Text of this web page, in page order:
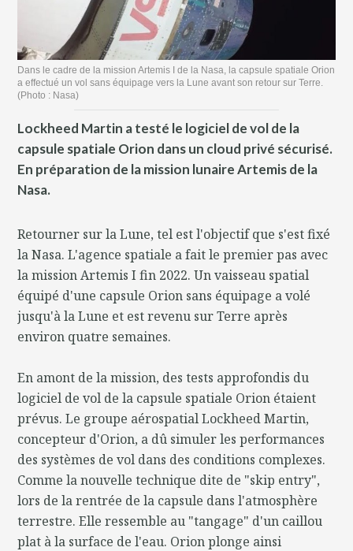
Dans le cadre de la mission Artemis I de la Nasa, la capsule spatiale Orion
a effectué un vol sans équipage vers la Lune avant son retour sur Terre.
(Photo : Nasa)
Lockheed Martin a testé le logiciel de vol de la
capsule spatiale Orion dans un cloud privé sécurisé.
En préparation de la mission lunaire Artemis de la
Nasa.
Retourner sur la Lune, tel est l'objectif que s'est fixé
la Nasa. L'agence spatiale a fait le premier pas avec
la mission Artemis I fin 2022. Un vaisseau spatial
équipé d'une capsule Orion sans équipage a volé
jusqu'à la Lune et est revenu sur Terre après
environ quatre semaines.
En amont de la mission, des tests approfondis du
logiciel de vol de la capsule spatiale Orion étaient
prévus. Le groupe aérospatial Lockheed Martin,
concepteur d'Orion, a dû simuler les performances
des systèmes de vol dans des conditions complexes.
Comme la nouvelle technique dite de "skip entry",
lors de la rentrée de la capsule dans l'atmosphère
terrestre. Elle ressemble au "tangage" d'un caillou
plat à la surface de l'eau. Orion plonge ainsi